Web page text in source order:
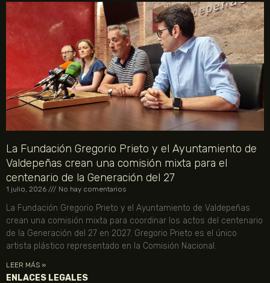
La Fundación Gregorio Prieto y el Ayuntamiento de
Valdepeñas crean una comisión mixta para el
centenario de la Generación del 27
1 julio, 2026 No hay comentarios
La Fundación Gregorio Prieto y el Ayuntamiento de Valdepeñas
crean una comisión mixta para coordinar los actos del centenario
de la Generación del 27 en 2027. Gregorio Prieto es el único
artista plástico representado en la Comisión Nacional.
LEER MÁS »
ENLACES LEGALES